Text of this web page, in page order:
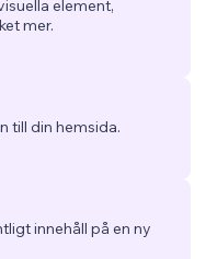
element,
mer.
till din hemsida.
innehåll på en ny